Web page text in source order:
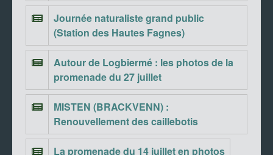
Journée naturaliste grand public
(Station des Hautes Fagnes)
Autour de Logbiermé : les photos de la
promenade du 27 juillet
MISTEN (BRACKVENN) :
Renouvellement des caillebotis
La promenade du 14 juillet en photos